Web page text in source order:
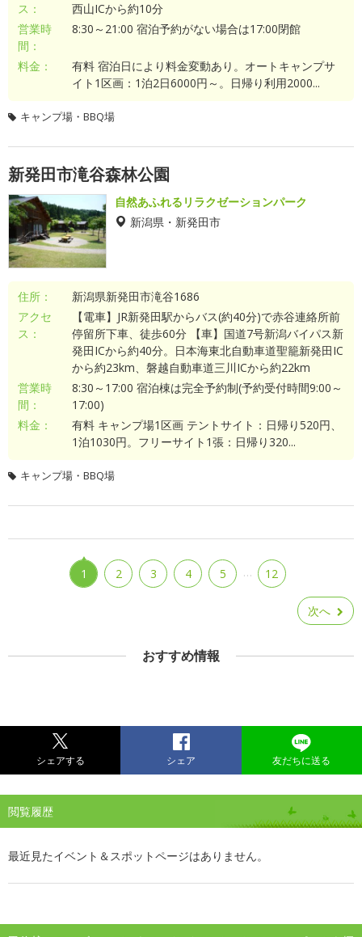
ス：
西山ICから約10分
営業時
間：
8:30～21:00 宿泊予約がない場合は17:00閉館
料金：
有料 宿泊日により料金変動あり。オートキャンプサ
イト1区画：1泊2日6000円～。日帰り利用2000...
キャンプ場・BBQ場
新発田市滝谷森林公園
自然あふれるリラクゼーションパーク
新潟県・新発田市
住所：
新潟県新発田市滝谷1686
アクセ
ス：
【電車】JR新発田駅からバス(約40分)で赤谷連絡所前
停留所下車、徒歩60分 【車】国道7号新潟バイパス新
発田ICから約40分。日本海東北自動車道聖籠新発田IC
から約23km、磐越自動車道三川ICから約22km
営業時
間：
8:30～17:00 宿泊棟は完全予約制(予約受付時間9:00～
17:00)
料金：
有料 キャンプ場1区画 テントサイト：日帰り520円、
1泊1030円。フリーサイト1張：日帰り320...
キャンプ場・BBQ場
1 2 3 4 5 … 12
次へ
おすすめ情報
シェアする シェア 友だちに送る
閲覧履歴
最近見たイベント＆スポットページはありません。